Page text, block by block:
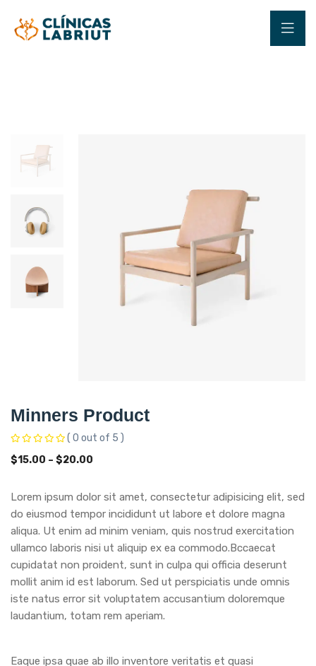
Minners Product
( 0 out of 5 )
$15.00 – $20.00
Lorem ipsum dolor sit amet, consectetur adipisicing elit, sed
do eiusmod tempor incididunt ut labore et dolore magna
aliqua. Ut enim ad minim veniam, quis nostrud exercitation
ullamco laboris nisi ut aliquip ex ea commodo.Bccaecat
cupidatat non proident, sunt in culpa qui officia deserunt
mollit anim id est laborum. Sed ut perspiciatis unde omnis
iste natus error sit voluptatem accusantium doloremque
laudantium, totam rem aperiam.
Eaque ipsa quae ab illo inventore veritatis et quasi